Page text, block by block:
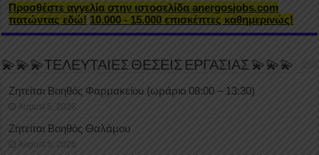
Προσθέστε αγγελία στην ιστοσελίδα anergosjobs.com
πατώντας εδώ! 10.000 - 15.000 επισκέπτες καθημερινώς!
💫💫💫ΤΕΛΕΥΤΑΙΕΣ ΘΕΣΕΙΣ ΕΡΓΑΣΙΑΣ 💫💫💫
Ζητείται Βοηθός Φαρμακείου (ωράριο 08:00 – 13:30)
August 5, 2026
Ζητείται Βοηθός Θαλάμου
August 5, 2026